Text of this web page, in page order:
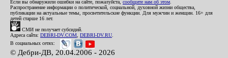
Если вы обнаружили ошибки на сайте, пожалуйста, сообщите нам об этом
Распространение информации о политической, социальной, духовной жизни общества,
публикации на актуальные темы, просветительские функции. Для мужчин и женщин. 16+ для
детей старше 16 лет.
СМИ не получает субсидий.
Адреса сайта: DEBRI-DV.COM DEBRI-DV.RU
В социальных сетях:
© Дебри-ДВ, 20.04.2006 - 2026